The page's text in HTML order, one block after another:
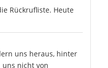
Rückrufliste. Heute
uns heraus, hinter
nicht von